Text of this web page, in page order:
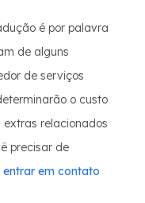
é por palavra
de alguns
de serviços
o custo
extras relacionados
precisar de
entrar em contato